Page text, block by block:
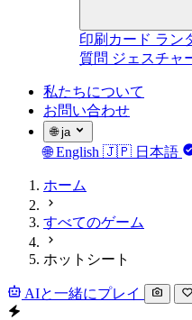
印刷カード ラン
質問 ジェスチャ
私たちについて
お問い合わせ
🌐 ja
🌐 English 🇯🇵 日本語
ホーム
すべてのゲーム
ホットシート
AIと一緒にプレイ